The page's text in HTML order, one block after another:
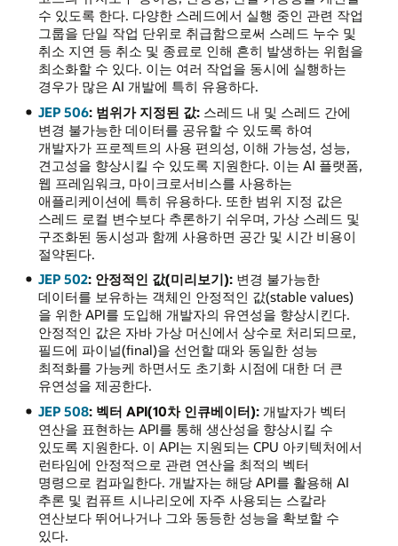
수 있도록 한다. 다양한 스레드에서 실행 중인 관련 작업
그룹을 단일 작업 단위로 취급함으로써 스레드 누수 및
취소 지연 등 취소 및 종료로 인해 흔히 발생하는 위험을
최소화할 수 있다. 이는 여러 작업을 동시에 실행하는
경우가 많은 AI 개발에 특히 유용하다.
JEP 506: 범위가 지정된 값: 스레드 내 및 스레드 간에
변경 불가능한 데이터를 공유할 수 있도록 하여
개발자가 프로젝트의 사용 편의성, 이해 가능성, 성능,
견고성을 향상시킬 수 있도록 지원한다. 이는 AI 플랫폼,
웹 프레임워크, 마이크로서비스를 사용하는
애플리케이션에 특히 유용하다. 또한 범위 지정 값은
스레드 로컬 변수보다 추론하기 쉬우며, 가상 스레드 및
구조화된 동시성과 함께 사용하면 공간 및 시간 비용이
절약된다.
JEP 502: 안정적인 값(미리보기):변경 불가능한
데이터를 보유하는 객체인 안정적인 값(stable values)
을 위한 API를 도입해 개발자의 유연성을 향상시킨다.
안정적인 값은 자바 가상 머신에서 상수로 처리되므로,
필드에 파이널(final)을 선언할 때와 동일한 성능
최적화를 가능케 하면서도 초기화 시점에 대한 더 큰
유연성을 제공한다.
JEP 508: 벡터 API(10차 인큐베이터):개발자가 벡터
연산을 표현하는 API를 통해 생산성을 향상시킬 수
있도록 지원한다. 이 API는 지원되는 CPU 아키텍처에서
런타임에 안정적으로 관련 연산을 최적의 벡터
명령으로 컴파일한다. 개발자는 해당 API를 활용해 AI
추론 및 컴퓨트 시나리오에 자주 사용되는 스칼라
연산보다 뛰어나거나 그와 동등한 성능을 확보할 수
있다.